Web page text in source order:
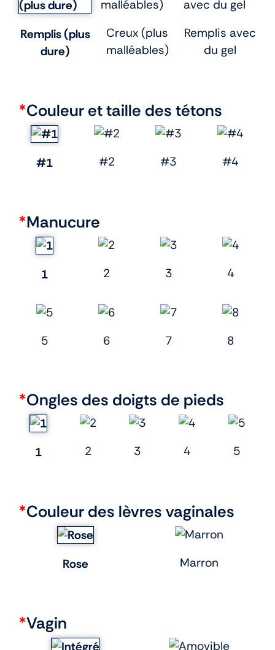
Remplis (plus
dure)
Creux (plus
malléables)
Remplis avec
du gel
*Couleur et taille des tétons
#1 #2 #3 #4
*Manucure
1 2 3 4
5 6 7 8
*Ongles des doigts de pieds
1 2 3 4 5
*Couleur des lèvres vaginales
Rose Marron
*Vagin